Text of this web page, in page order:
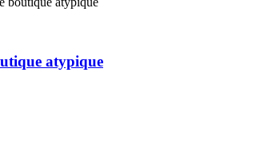
atypique